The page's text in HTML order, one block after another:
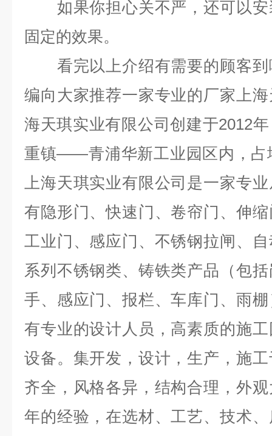
如果你担心关不严，还可以安
固定的效果。
看完以上介绍有需要的顾客到
编向大家推荐一家专业的厂家上
海天琪实业有限公司创建于2012
重镇——青浦华新工业园区内，占
上海天琪实业有限公司是一家专
有隐形门、快速门、卷帘门、伸
工业门、感应门、不锈钢拉闸、
系列不锈钢类、铸铁类产品（包
手、感应门、报栏、车库门、雨
有专业的设计人员，高素质的施
设备。集开发，设计，生产，施
齐全，风格各异，结构合理，外
年的经验，在选材、工艺、技术